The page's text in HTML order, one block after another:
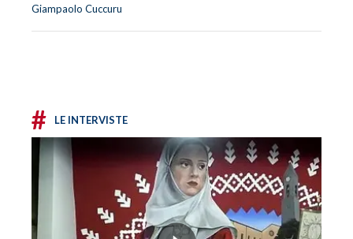
Giampaolo Cuccuru
# LE INTERVISTE